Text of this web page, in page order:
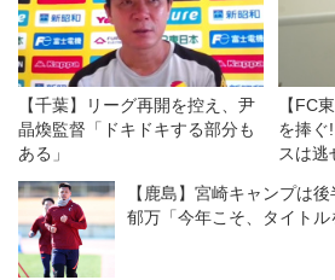
【千葉】リーグ再開を控え、尹
晶煥監督「ドキドキする部分も
ある」
【FC
を捧ぐ
スは逃
【鹿島】宮崎キャンプは
郁万「今年こそ、タイトル